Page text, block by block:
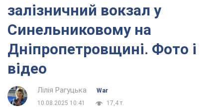
залізничний вокзал у
Синельниковому на
Дніпропетровщині. Фото і
відео
Лілія Рагуцька
War
10.08.2025 10:41
17,4 т.